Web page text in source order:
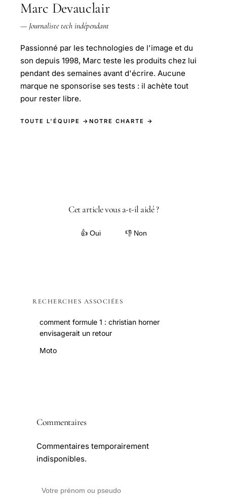
Marc Devauclair
— Journaliste tech indépendant
Passionné par les technologies de l'image et du
son depuis 1998, Marc teste les produits chez lui
pendant des semaines avant d'écrire. Aucune
marque ne sponsorise ses tests : il achète tout
pour rester libre.
TOUTE L'ÉQUIPE → NOTRE CHARTE →
Cet article vous a-t-il aidé ?
👍 Oui 👎 Non
RECHERCHES ASSOCIÉES
comment formule 1 : christian horner
envisagerait un retour
Moto
Commentaires
Commentaires temporairement
indisponibles.